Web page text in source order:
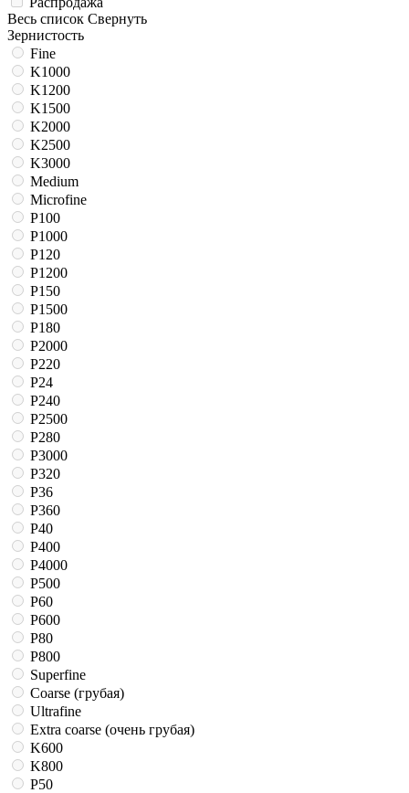
Весь список Свернуть
Зернистость
Fine
K1000
K1200
K1500
K2000
K2500
K3000
Medium
Microfine
P100
P1000
P120
P1200
P150
P1500
P180
P2000
P220
P24
P240
P2500
P280
P3000
P320
P36
P360
P40
P400
P4000
P500
P60
P600
P80
P800
Superfine
Coarse (грубая)
Ultrafine
Extra coarse (очень грубая)
K600
K800
P50